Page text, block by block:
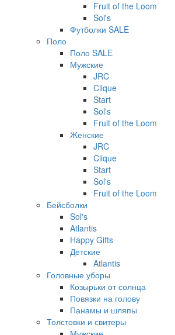
Fruit of the Loom
Sol's
Футболки SALE
Поло
Поло SALE
Мужские
JRC
Clique
Start
Sol's
Fruit of the Loom
Женские
JRC
Clique
Start
Sol's
Fruit of the Loom
Бейсболки
Sol's
Atlantis
Happy Gifts
Детские
Atlantis
Головные уборы
Козырьки от солнца
Повязки на голову
Панамы и шляпы
Толстовки и свитеры